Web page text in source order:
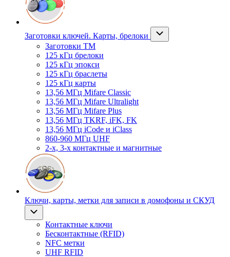
Заготовки ключей. Карты, брелоки
Заготовки ТМ
125 кГц брелоки
125 кГц эпокси
125 кГц браслеты
125 кГц карты
13,56 МГц Mifare Classic
13,56 МГц Mifare Ultralight
13,56 МГц Mifare Plus
13,56 МГц TKRF, iFK, FK
13,56 МГц iCode и iClass
860-960 МГц UHF
2-х, 3-х контактные и магнитные
Ключи, карты, метки для записи в домофоны и СКУД
Контактные ключи
Бесконтактные (RFID)
NFC метки
UHF RFID